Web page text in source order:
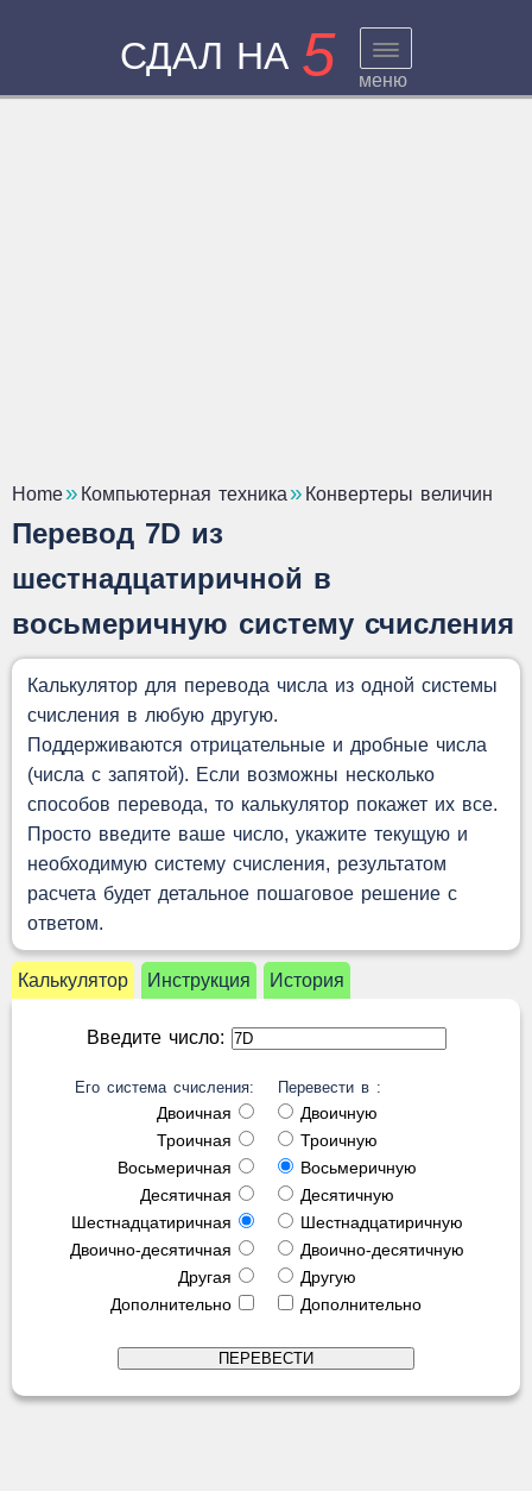
СДАЛ НА 5 меню
Home Компьютерная техника Конвертеры величин
Перевод 7D из
шестнадцатиричной в
восьмеричную систему счисления
Калькулятор для перевода числа из одной системы
счисления в любую другую.
Поддерживаются отрицательные и дробные числа
(числа с запятой). Если возможны несколько
способов перевода, то калькулятор покажет их все.
Просто введите ваше число, укажите текущую и
необходимую систему счисления, результатом
расчета будет детальное пошаговое решение с
ответом.
Калькулятор Инструкция История
Введите число:
Его система счисления:
Двоичная
Троичная
Восьмеричная
Десятичная
Шестнадцатиричная
Двоично-десятичная
Другая
Дополнительно
Перевести в :
Двоичную
Троичную
Восьмеричную
Десятичную
Шестнадцатиричную
Двоично-десятичную
Другую
Дополнительно